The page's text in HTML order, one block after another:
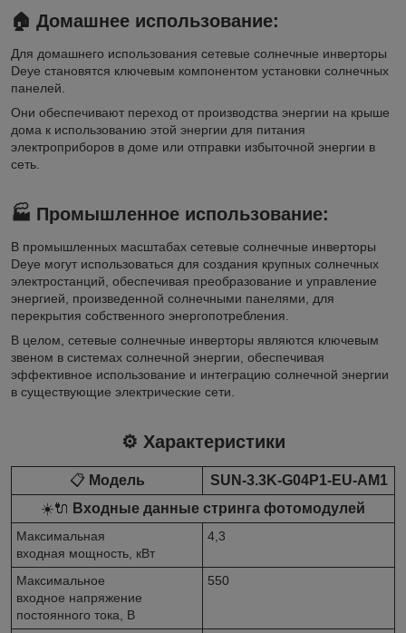
🏠 Домашнее использование:
Для домашнего использования сетевые солнечные инверторы
Deye становятся ключевым компонентом установки солнечных
панелей.
Они обеспечивают переход от производства энергии на крыше
дома к использованию этой энергии для питания
электроприборов в доме или отправки избыточной энергии в
сеть.
🏭 Промышленное использование:
В промышленных масштабах сетевые солнечные инверторы
Deye могут использоваться для создания крупных солнечных
электростанций, обеспечивая преобразование и управление
энергией, произведенной солнечными панелями, для
перекрытия собственного энергопотребления.
В целом, сетевые солнечные инверторы являются ключевым
звеном в системах солнечной энергии, обеспечивая
эффективное использование и интеграцию солнечной энергии
в существующие электрические сети.
⚙️ Характеристики
📋 Модель
SUN-3.3K-G04P1-EU-AM1
☀️🔌 Входные данные стринга фотомодулей
Максимальная
входная мощность, кВт
4,3
Максимальное
входное напряжение
постоянного тока, В
550